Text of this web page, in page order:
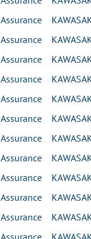
Assurance
Assurance
Assurance
Assurance
Assurance
Assurance
Assurance
Assurance
Assurance
Assurance
Assurance
Assurance